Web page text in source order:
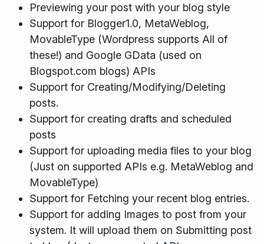
Previewing your post with your blog style
Support for Blogger1.0, MetaWeblog,
MovableType (Wordpress supports All of
these!) and Google GData (used on
Blogspot.com blogs) APIs
Support for Creating/Modifying/Deleting
posts.
Support for creating drafts and scheduled
posts
Support for uploading media files to your blog
(Just on supported APIs e.g. MetaWeblog and
MovableType)
Support for Fetching your recent blog entries.
Support for adding Images to post from your
system. It will upload them on Submitting post